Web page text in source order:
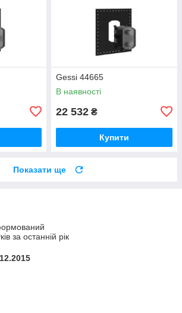
Gessi 44665
В наявності
22 532 ₴
Купити
Показати ще
за останній рік